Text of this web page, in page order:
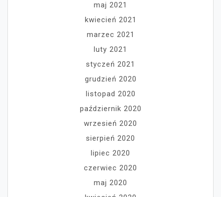
maj 2021
kwiecień 2021
marzec 2021
luty 2021
styczeń 2021
grudzień 2020
listopad 2020
październik 2020
wrzesień 2020
sierpień 2020
lipiec 2020
czerwiec 2020
maj 2020